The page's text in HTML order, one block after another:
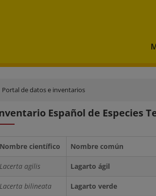
Portal de datos e inventarios
Español de Especies
Nombre científico Nombre común
Lacerta agilis Lagarto ágil
Lacerta bilineata Lagarto verde